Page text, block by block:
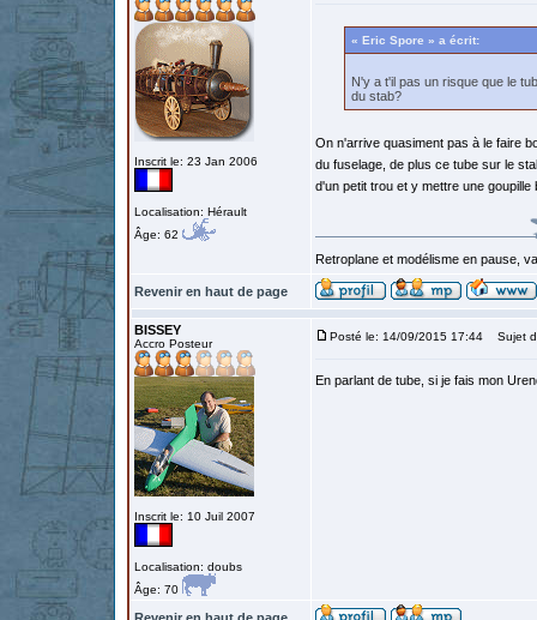
Inscrit le: 23 Jan 2006
Localisation: Hérault
Âge: 62
« Eric Spore » a écrit:
N'y a t'il pas un risque que le
du stab?
On n'arrive quasiment pas à le faire
du fuselage, de plus ce tube sur le
d'un petit trou et y mettre une goupille
Retroplane et modélisme en pause,
Revenir en haut de page
BISSEY
Accro Posteur
Inscrit le: 10 Juil 2007
Localisation: doubs
Âge: 70
Posté le: 14/09/2015 17:44 Sujet
En parlant de tube, si je fais mon